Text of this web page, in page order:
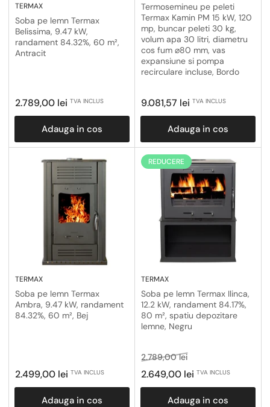
TERMAX
Soba pe lemn Termax
Belissima, 9.47 kW,
randament 84.32%, 60 m²,
Antracit
Pret
obisnuit
2.789,00 lei TVA INCLUS
Adauga in cos
Termosemineu pe peleti
Termax Kamin PM 15 kW, 120
mp, buncar peleti 30 kg,
volum apa 30 litri, diametru
cos fum ⌀80 mm, vas
expansiune si pompa
recirculare incluse, Bordo
Pret
obisnuit
9.081,57 lei TVA INCLUS
Adauga in cos
TERMAX
Soba pe lemn Termax
Ambra, 9.47 kW, randament
84.32%, 60 m², Bej
Pret
obisnuit
2.499,00 lei TVA INCLUS
Adauga in cos
REDUCERE
TERMAX
Soba pe lemn Termax Ilinca,
12.2 kW, randament 84.17%,
80 m², spatiu depozitare
lemne, Negru
Pret
obisnuit
2.789,00 leiPret
la
reducere
2.649,00 lei TVA INCLUS
Adauga in cos